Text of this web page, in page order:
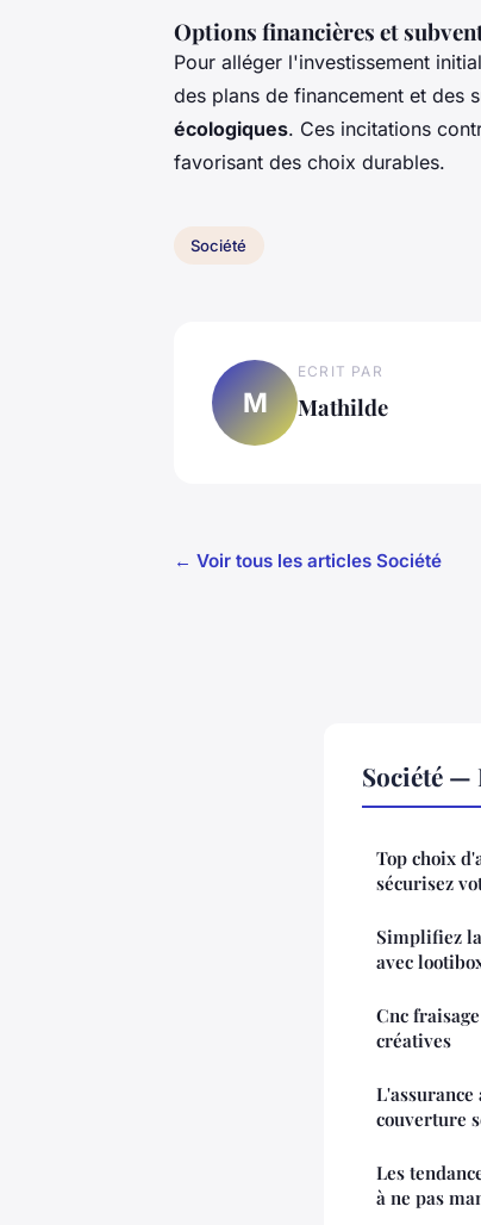
Options financières et
Pour alléger l'investissement
des plans de financement et des
écologiques. Ces incitations
favorisant des choix durables.
Société
M
ECRIT PAR
Mathilde
← Voir tous les articles Société
Société —
Top choix
sécurisez
Simplifiez
avec
Cnc
créatives
L'assurance
couverture
Les
à ne pas